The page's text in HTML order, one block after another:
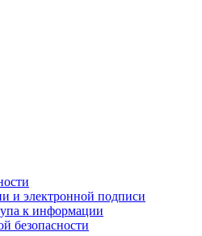
и электронной подписи
к информации
безопасности